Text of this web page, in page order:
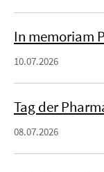
In memoriam
10.07.2026
Tag der
08.07.2026